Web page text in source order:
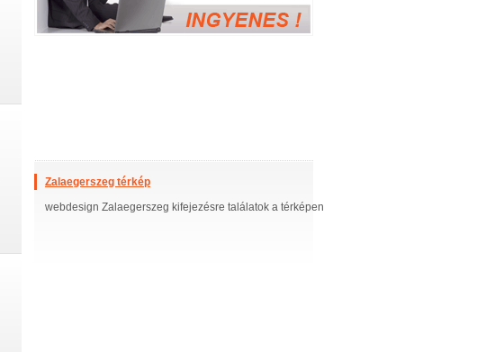
Zalaegerszeg térkép
webdesign Zalaegerszeg kifejezésre találatok a térképen